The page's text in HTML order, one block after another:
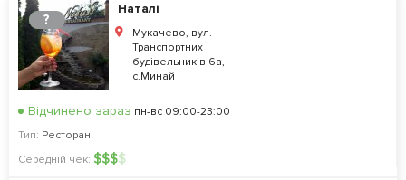
?
Наталі
Мукачево, вул.
Транспортних
будівельників 6а,
с.Минай
Відчинено зараз пн-вс 09:00-23:00
Тип: Ресторан
Середній чек: $$$$